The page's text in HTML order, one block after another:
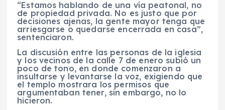
“Estamos hablando de una vía peatonal, no
de propiedad privada. No es justo que por
decisiones ajenas, la gente mayor tenga que
arriesgarse o quedarse encerrada en casa”,
sentenciaron.
La discusión entre las personas de la iglesia
y los vecinos de la calle 7 de enero subió un
poco de tono, en donde comenzaron a
insultarse y levantarse la voz, exigiendo que
el templo mostrara los permisos que
argumentaban tener, sin embargo, no lo
hicieron.